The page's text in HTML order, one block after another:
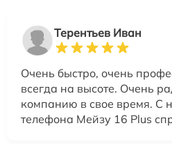
Терентьев Иван
Очень быстро, очень
всегда на высоте. Очень
компанию в свое время. С
телефона Мейзу 16 Plus